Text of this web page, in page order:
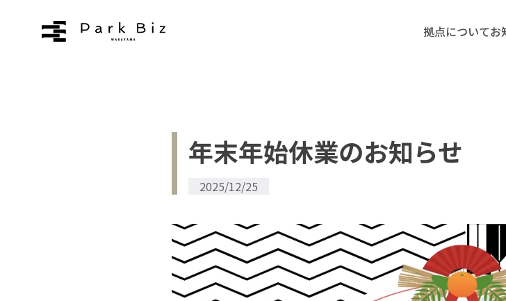
拠点についてお
お知らせ
よくあるご質問
アクセス
お問い合わせ
年末年始休業のお知らせ
2025/12/25